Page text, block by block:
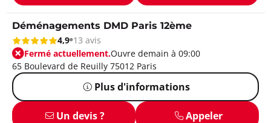
Déménagements DMD Paris 12ème
4,9 13 avis
Fermé actuellement.Ouvre demain à 09:00
65 Boulevard de Reuilly 75012 Paris
Plus d'informations
Un devis ? Appeler